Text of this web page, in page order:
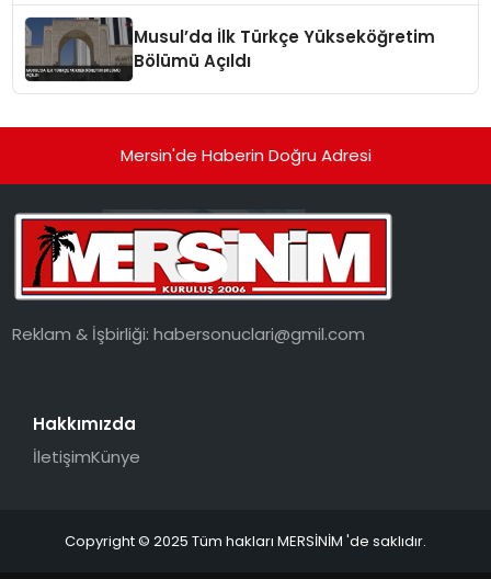
Musul’da İlk Türkçe Yükseköğretim
Bölümü Açıldı
Mersin'de Haberin Doğru Adresi
Reklam & İşbirliği:habersonuclari@gmil.com
Hakkımızda
İletişimKünye
Copyright © 2025 Tüm hakları MERSİNİM 'de saklıdır.